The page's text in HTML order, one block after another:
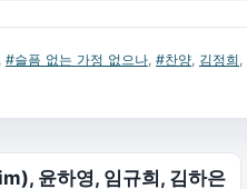
#슬픔 없는 가정 없으나 #찬양 김정희
윤하영, 임규희, 김하은